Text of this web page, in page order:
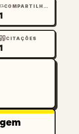
COMPARTILHAMENTOS
CITAÇÕES